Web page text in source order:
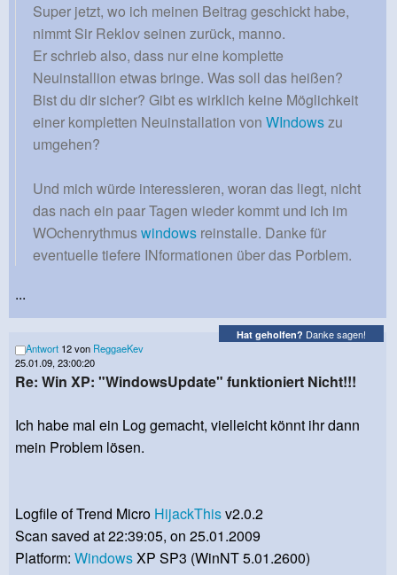
Super jetzt, wo ich meinen Beitrag geschickt habe,
nimmt Sir Reklov seinen zurück, manno.
Er schrieb also, dass nur eine komplette
Neuinstallion etwas bringe. Was soll das heißen?
Bist du dir sicher? Gibt es wirklich keine Möglichkeit
einer kompletten Neuinstallation von WIndowszu
umgehen?
Und mich würde interessieren, woran das liegt, nicht
das nach ein paar Tagen wieder kommt und ich im
WOchenrythmuswindows reinstalle. Danke für
eventuelle tiefere INformationen über das Porblem.
...
Hat geholfen? Danke sagen!
Antwort 12 von ReggaeKev
25.01.09, 23:00:20
Re: Win XP: "WindowsUpdate" funktioniert Nicht!!!
Ich habe mal ein Log gemacht, vielleicht könnt ihr dann
mein Problem lösen.
Logfile of Trend Micro HijackThisv2.0.2
Scan saved at 22:39:05, on 25.01.2009
Platform: WindowsXP SP3 (WinNT 5.01.2600)